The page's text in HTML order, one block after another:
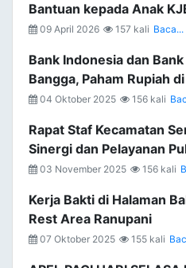
Bantuan kepada Anak
09 April 2026 157 kali Baca...
Bank Indonesia dan
Bangga, Paham Rupiah
04 Oktober 2025 156 kali
Rapat Staf Kecamatan
Sinergi dan Pelayanan
03 November 2025 156 kali
Kerja Bakti di Halaman
Rest Area Ranupani
07 Oktober 2025 155 kali